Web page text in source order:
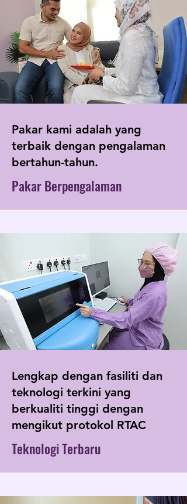
Pakar kami adalah yang
terbaik dengan pengalaman
bertahun-tahun.
Pakar Berpengalaman
Lengkap dengan fasiliti dan
teknologi terkini yang
berkualiti tinggi dengan
mengikut protokol RTAC
Teknologi Terbaru